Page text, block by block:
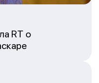
RT о